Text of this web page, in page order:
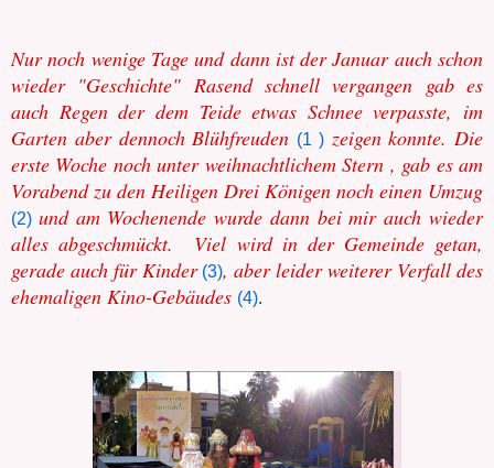
Nur noch wenige Tage und dann ist der Januar auch schon
wieder "Geschichte" Rasend schnell vergangen gab es
auch Regen der dem Teide etwas Schnee verpasste, im
Garten aber dennoch Blühfreuden (1 )zeigen konnte. Die
erste Woche noch unter weihnachtlichem Stern , gab es am
Vorabend zu den Heiligen Drei Königen noch einen Umzug
(2) und am Wochenende wurde dann bei mir auch wieder
alles abgeschmückt. Viel wird in der Gemeinde getan,
gerade auch für Kinder (3), aber leider weiterer Verfall des
ehemaligen Kino-Gebäudes (4).